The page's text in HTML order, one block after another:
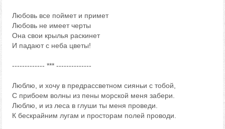
Любовь все поймет и примет
Любовь не имеет черты
Она свои крылья раскинет
И падают с неба цветы!
------------- *** --------------
Люблю, и хочу в предрассветном сияньи с тобой,
С прибоем волны из пены морской меня забери.
Люблю, и из леса в глуши ты меня проведи.
К бескрайним лугам и просторам полей проводи.